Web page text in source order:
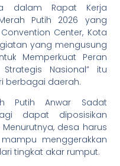
dalam Rapat Kerja
Putih 2026 yang
Center, Kota
yang mengusung
Memperkuat Peran
Nasional” itu
berbagai daerah.
Putih Anwar Sadat
dapat diposisikan
desa harus
menggerakkan
tingkat akar rumput.